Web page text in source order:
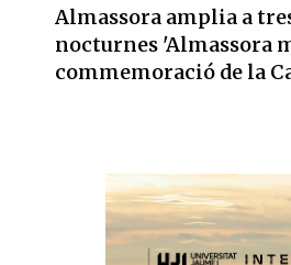
Almassora amplia a
nocturnes 'Almassora
commemoració de la